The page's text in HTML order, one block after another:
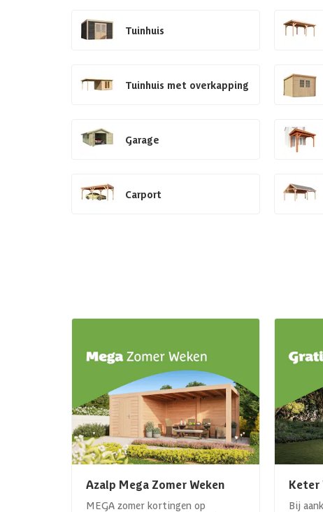
Tuinhuis
Tuinhuis met overkapping
Garage
Carport
Azalp Mega Zomer Weken
MEGA zomer kortingen op
Keter
Bij